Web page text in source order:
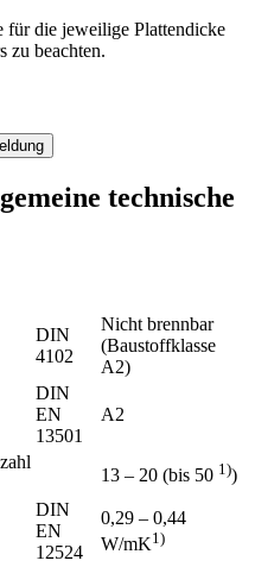
für die jeweilige Plattendicke
zu beachten.
technische
DIN
4102
Nicht brennbar
(Baustoffklasse
A2)
DIN
EN
13501
A2
13 – 20 (bis 50 1))
DIN
EN
12524
0,29 – 0,44
W/mK1)